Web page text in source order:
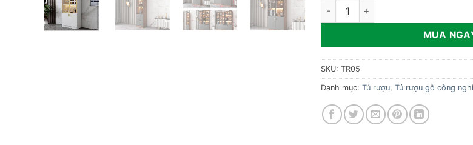
Tủ rượu trang trí phòng khách sang
MUA
SKU: TR05
Danh mục: Tủ rượu, Tủ rượu gỗ công